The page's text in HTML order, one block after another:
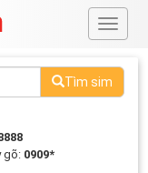
#
Tìm sim
gõ: 0909*